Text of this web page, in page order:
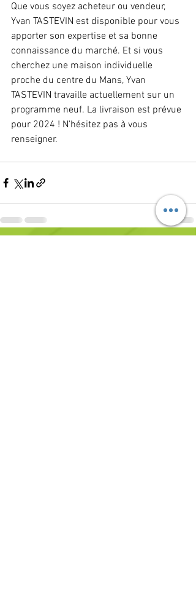
Que vous soyez acheteur ou vendeur,
Yvan TASTEVIN est disponible pour vous
apporter son expertise et sa bonne
connaissance du marché. Et si vous
cherchez une maison individuelle
proche du centre du Mans, Yvan
TASTEVIN travaille actuellement sur un
programme neuf. La livraison est prévue
pour 2024 ! N’hésitez pas à vous
renseigner.